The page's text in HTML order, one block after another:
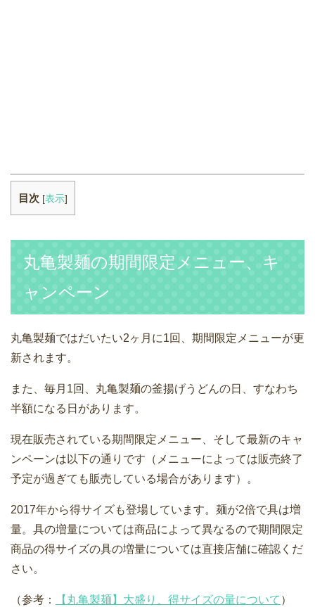
目次 [表示]
丸亀製麺の期間限定メニュー、キ
ャンペーン
丸亀製麺ではだいたい2ヶ月に1回、期間限定メニューが更
新されます。
また、毎月1回、丸亀製麺の釜揚げうどんの日、すなわち
半額になる日があります。
現在販売されている期間限定メニュー、そして最新のキャ
ンペーンは以下の通りです（メニューによっては販売終了
予定が過ぎても販売している場合があります）。
2017年から得サイズも登場しています。麺が2倍で具は増
量。具の増量については商品によって異なるので期間限定
商品の得サイズの具の増量については直接店舗に確認くだ
さい。
（参考： 【丸亀製麺】大盛り、得サイズの量について ）